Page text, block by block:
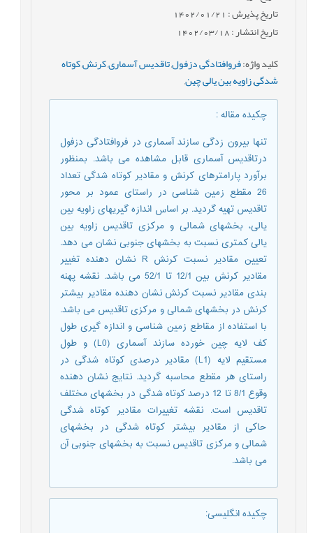
تاریخ پذیرش : 1402/01/21
تاریخ انتشار : 1402/03/18
کلید واژه:فروافتادگی دزفول,تاقدیس آسماری,کرنش,کوتاه
شدگی,زاویه بین یالی چین,
چکیده مقاله:
تنها بیرون زدگی سازند آسماری در فروافتادگی دزفول
درتاقدیس آسماری قابل مشاهده می باشد. بمنظور
برآورد پارامترهای کرنش و مقادیر کوتاه شدگی تعداد
26 مقطع زمین شناسی در راستای عمود بر محور
تاقدیس تهیه گردید. بر اساس اندازه گیریهای زاویه بین
یالی، بخشهای شمالی و مرکزی تاقدیس زاویه بین
یالی کمتری نسبت به بخشهای جنوبی نشان می دهد.
تعیین مقادیر نسبت کرنش R نشان دهنده تغییر
مقادیر کرنش بین 12/1 تا 52/1 می باشد. نقشه پهنه
بندی مقادیر نسبت کرنش نشان دهنده مقادیر بیشتر
کرنش در بخشهای شمالی و مرکزی تاقدیس می باشد.
با استفاده از مقاطع زمین شناسی و اندازه گیری طول
کف لایه چین خورده سازند آسماری (L0) و طول
مستقیم لایه (L1) مقادیر درصدی کوتاه شدگی در
راستای هر مقطع محاسبه گردید. نتایج نشان دهنده
وقوع 8/1 تا 12 درصد کوتاه شدگی در بخشهای مختلف
تاقدیس است. نقشه تغییرات مقادیر کوتاه شدگی
حاکی از مقادیر بیشتر کوتاه شدگی در بخشهای
شمالی و مرکزی تاقدیس نسبت به بخشهای جنوبی آن
می باشد.
چکیده انگلیسی: